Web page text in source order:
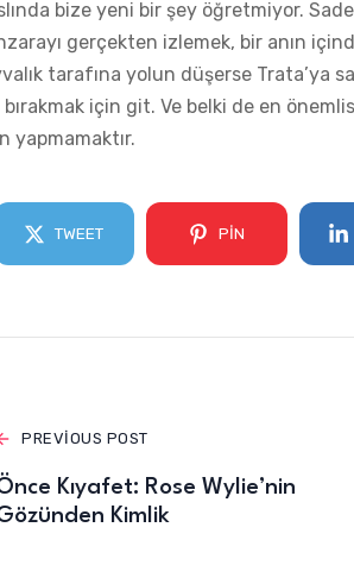
bize yeni bir şey öğretmiyor.
gerçekten izlemek, bir anın
tarafına yolun düşerse Trata’ya
için git. Ve belki de en
yapmamaktır.
TWEET PIN
PREVIOUS POST
Kıyafet: Rose Wylie’nin
Kimlik